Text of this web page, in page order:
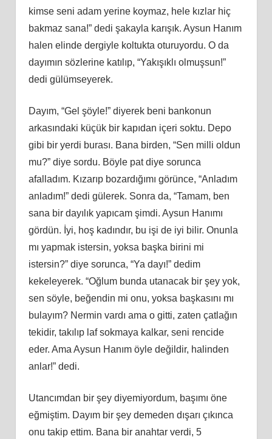
kimse seni adam yerine koymaz, hele kızlar hiç
bakmaz sana!” dedi şakayla karışık. Aysun Hanım
halen elinde dergiyle koltukta oturuyordu. O da
dayımın sözlerine katılıp, “Yakışıklı olmuşsun!”
dedi gülümseyerek.
Dayım, “Gel şöyle!” diyerek beni bankonun
arkasındaki küçük bir kapıdan içeri soktu. Depo
gibi bir yerdi burası. Bana birden, “Sen milli oldun
mu?” diye sordu. Böyle pat diye sorunca
afalladım. Kızarıp bozardığımı görünce, “Anladım
anladım!” dedi gülerek. Sonra da, “Tamam, ben
sana bir dayılık yapıcam şimdi. Aysun Hanımı
gördün. İyi, hoş kadındır, bu işi de iyi bilir. Onunla
mı yapmak istersin, yoksa başka birini mi
istersin?” diye sorunca, “Ya dayı!” dedim
kekeleyerek. “Oğlum bunda utanacak bir şey yok,
sen söyle, beğendin mi onu, yoksa başkasını mı
bulayım? Nermin vardı ama o gitti, zaten çatlağın
tekidir, takılıp laf sokmaya kalkar, seni rencide
eder. Ama Aysun Hanım öyle değildir, halinden
anlar!” dedi.
Utancımdan bir şey diyemiyordum, başımı öne
eğmiştim. Dayım bir şey demeden dışarı çıkınca
onu takip ettim. Bana bir anahtar verdi, 5